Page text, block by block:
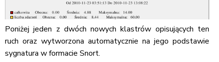
Poniżej jeden z dwóch nowych klastrów opisujących ten
ruch oraz wytworzona automatycznie na jego podstawie
sygnatura w formacie Snort.